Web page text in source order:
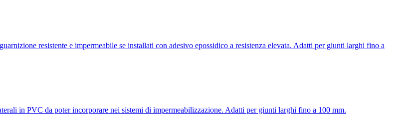
resistente e impermeabile se installati con adesivo epossidico a resistenza elevata. Adatti per giunti larghi fino a
in PVC da poter incorporare nei sistemi di impermeabilizzazione. Adatti per giunti larghi fino a 100 mm.